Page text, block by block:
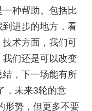
种帮助。包括比
进步的地方，看
术方面，我们可
们还是可以改变
，下一场能有所
，未来3轮的意
形势，但更多不要